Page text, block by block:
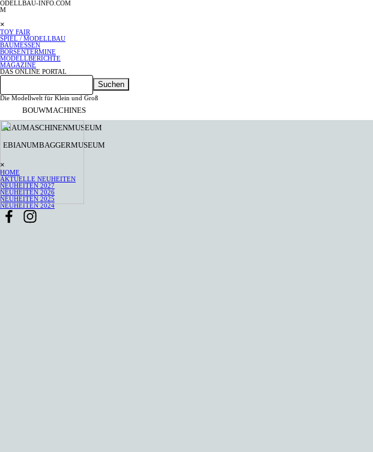
Direkt zum Seiteninhalt
ODELLBAU-INFO.COM
M
×
TOY FAIR
SPIEL / MODELLBAU
BAUMESSEN
BÖRSENTERMINE
MODELLBERICHTE
MAGAZINE
DAS ONLINE PORTAL
Suchen
Die Modellwelt für Klein und Groß
BOUWMACHINES
BAUMASCHINENMUSEUM
EBIANUMBAGGERMUSEUM
×
HOME
AKTUELLE NEUHEITEN
NEUHEITEN 2027
NEUHEITEN 2026
NEUHEITEN 2025
NEUHEITEN 2024▼